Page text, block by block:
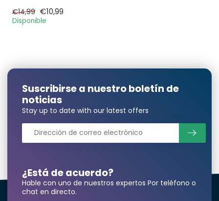
€14,99 €10,99
Disponible
¿Está de acuerdo?
Hable con uno de nuestros expertos Por teléfono o
chat en directo.
Suscribirse a nuestro boletín de
noticias
Stay up to date with our latest offers